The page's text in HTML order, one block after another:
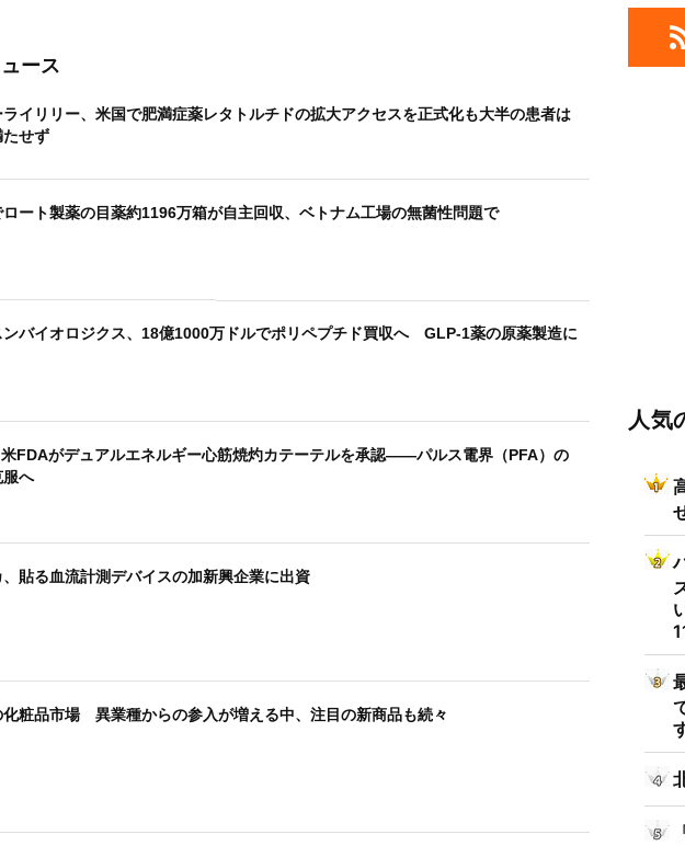
ース
イリリー、米国で肥満症薬レタトルチドの拡大アクセスを正式化も大半の患者は
せず
ート製薬の目薬約1196万箱が自主回収、ベトナム工場の無菌性問題で
ンバイオロジクス、18億1000万ドルでポリペプチド買収へ GLP-1薬の原薬製造に
FDAがデュアルエネルギー心筋焼灼カテーテルを承認――パルス電界（PFA）の
服へ
貼る血流計測デバイスの加新興企業に出資
化粧品市場 異業種からの参入が増える中、注目の新商品も続々
人気